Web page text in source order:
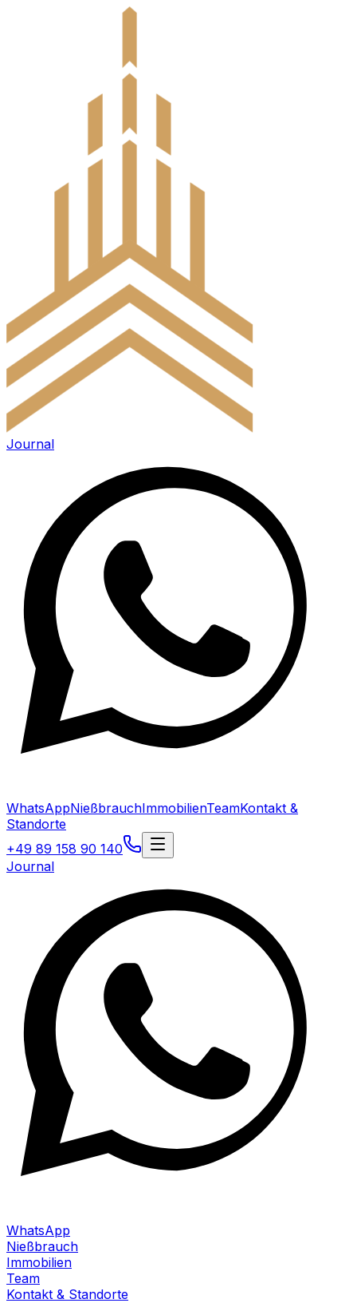
Journal
WhatsAppNießbrauchImmobilienTeamKontakt &
Standorte
+49 89 158 90 140
Journal
WhatsApp
Nießbrauch
Immobilien
Team
Kontakt & Standorte